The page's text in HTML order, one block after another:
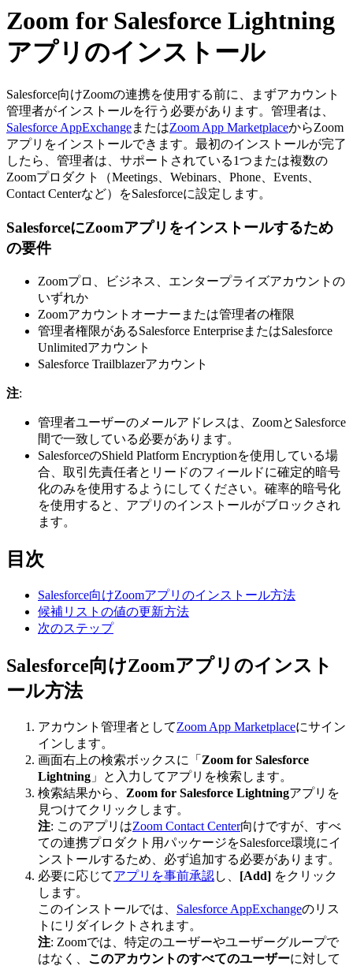
Zoom for Salesforce Lightning
アプリのインストール
Salesforce向けZoomの連携を使用する前に、まずアカウント
管理者がインストールを行う必要があります。管理者は、
Salesforce AppExchangeまたはZoom App MarketplaceからZoom
アプリをインストールできます。最初のインストールが完了
したら、管理者は、サポートされている1つまたは複数の
Zoomプロダクト（Meetings、Webinars、Phone、Events、
Contact Centerなど）をSalesforceに設定します。
SalesforceにZoomアプリをインストールするため
の要件
Zoomプロ、ビジネス、エンタープライズアカウントの
いずれか
Zoomアカウントオーナーまたは管理者の権限
管理者権限があるSalesforce EnterpriseまたはSalesforce
Unlimitedアカウント
Salesforce Trailblazerアカウント
注:
管理者ユーザーのメールアドレスは、ZoomとSalesforce
間で一致している必要があります。
SalesforceのShield Platform Encryptionを使用している場
合、取引先責任者とリードのフィールドに確定的暗号
化のみを使用するようにしてください。確率的暗号化
を使用すると、アプリのインストールがブロックされ
ます。
目次
Salesforce向けZoomアプリのインストール方法
候補リストの値の更新方法
次のステップ
Salesforce向けZoomアプリのインスト
ール方法
アカウント管理者としてZoom App Marketplaceにサイン
インします。
画面右上の検索ボックスに「 Zoom for Salesforce
Lightning 」と入力してアプリを検索します。
検索結果から、 Zoom for Salesforce Lightningアプリを
見つけてクリックします。
注: このアプリはZoom Contact Center向けですが、すべ
ての連携プロダクト用パッケージをSalesforce環境にイ
ンストールするため、必ず追加する必要があります。
必要に応じてアプリを事前承認し、 [Add] をクリック
します。
このインストールでは、 Salesforce AppExchangeのリス
トにリダイレクトされます。
注: Zoomでは、特定のユーザーやユーザーグループで
はなく、 このアカウントのすべてのユーザーに対して